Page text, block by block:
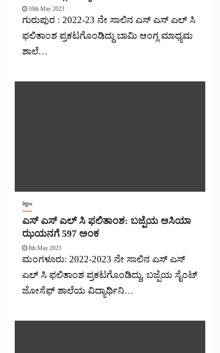
10th May 2023
ಗುರುಪುರ : 2022-23 ನೇ ಸಾಲಿನ ಎಸ್ ಎಸ್ ಎಲ್ ಸಿ
ಫಲಿತಾಂಶ ಪ್ರಕಟಗೊಂಡಿದ್ದು ಬಾಮಿ ಆಂಗ್ಲ ಮಾಧ್ಯಮ
ಶಾಲೆ…
ಶಿಕ್ಷಣ
ಎಸ್ ಎಸ್ ಎಲ್ ಸಿ ಫಲಿತಾಂಶ: ಬಜ್ಪೆಯ ಆಸಿಯಾ
ಝಯನಗೆ 597 ಅಂಕ
8th May 2023
ಮಂಗಳೂರು: 2022-2023 ನೇ ಸಾಲಿನ ಎಸ್ ಎಸ್
ಎಲ್ ಸಿ ಫಲಿತಾಂಶ ಪ್ರಕಟಗೊಂಡಿದ್ದು, ಬಜ್ಪೆಯ ಸೈಂಟ್
ಜೋಸೆಫ್ ಶಾಲೆಯ ವಿದ್ಯಾರ್ಥಿನಿ…